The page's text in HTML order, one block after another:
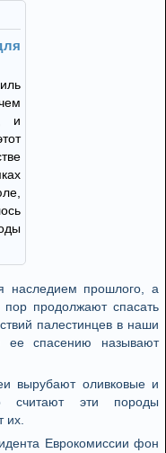
и
наследием прошлого, а
продолжают спасать
палестинцев в наши
спасению называют
вырубают оливковые и
считают эти породы
их.
Еврокомиссии фон